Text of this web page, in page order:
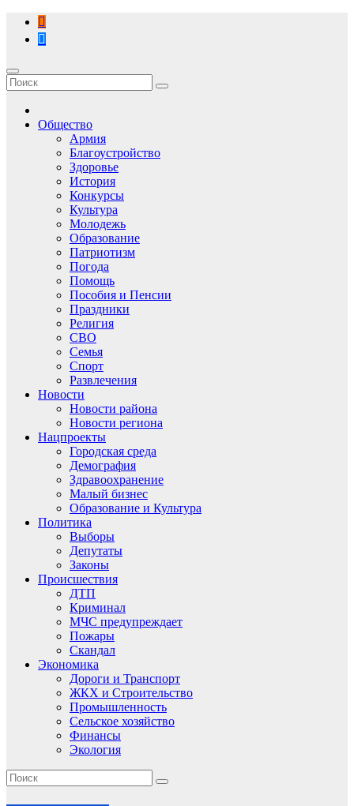
Перейти
содержимому
Общество
Армия
Благоустройство
Здоровье
История
Конкурсы
Культура
Молодежь
Образование
Патриотизм
Погода
Помощь
Пособия и Пенсии
Праздники
Религия
СВО
Семья
Спорт
Развлечения
Новости
Новости района
Новости региона
Нацпроекты
Городская среда
Демография
Здравоохранение
Малый бизнес
Образование и Культура
Политика
Выборы
Депутаты
Законы
Происшествия
ДТП
Криминал
МЧС предупреждает
Пожары
Скандал
Экономика
Дороги и Транспорт
ЖКХ и Строительство
Промышленность
Сельское хозяйство
Финансы
Экология